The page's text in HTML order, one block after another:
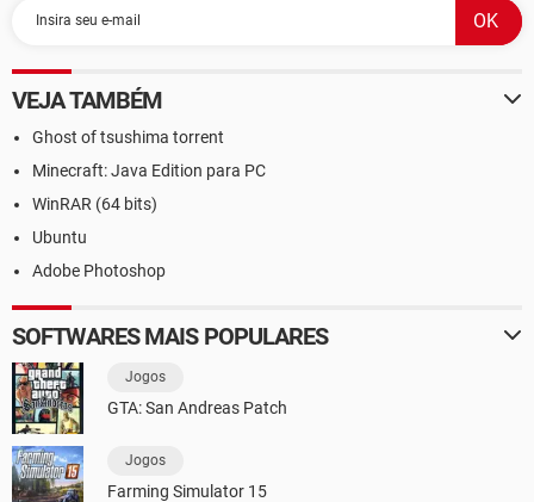
VEJA TAMBÉM
Ghost of tsushima torrent
Minecraft: Java Edition para PC
WinRAR (64 bits)
Ubuntu
Adobe Photoshop
SOFTWARES MAIS POPULARES
Jogos
GTA: San Andreas Patch
Jogos
Farming Simulator 15